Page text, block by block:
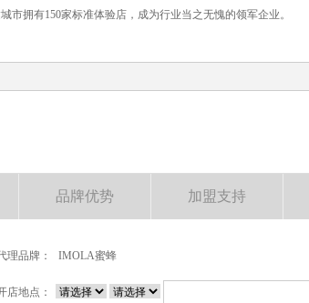
市拥有150家标准体验店，成为行业当之无愧的领军企业。
品牌优势 加盟支持
理品牌： IMOLA蜜蜂
店地点：